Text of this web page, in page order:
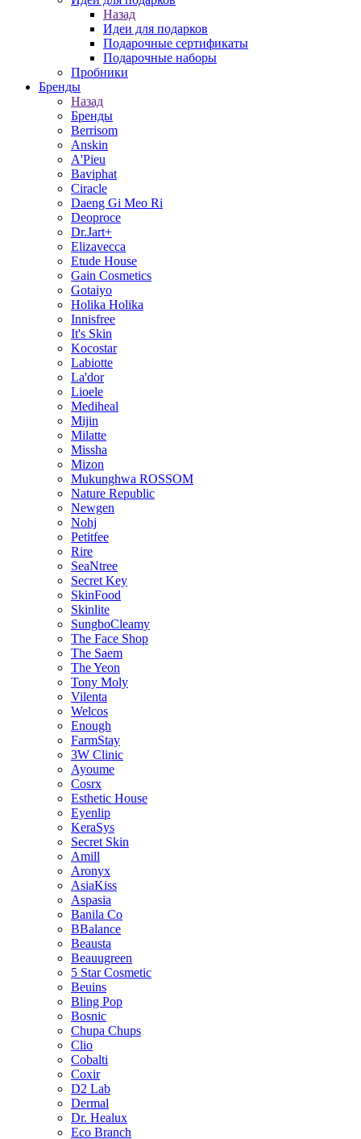
Назад
Идеи для подарков
Подарочные сертификаты
Подарочные наборы
Пробники
Бренды
Назад
Бренды
Berrisom
Anskin
A'Pieu
Baviphat
Ciracle
Daeng Gi Meo Ri
Deoproce
Dr.Jart+
Elizavecca
Etude House
Gain Cosmetics
Gotaiyo
Holika Holika
Innisfree
It's Skin
Kocostar
Labiotte
La'dor
Lioele
Mediheal
Mijin
Milatte
Missha
Mizon
Mukunghwa ROSSOM
Nature Republic
Newgen
Nohj
Petitfee
Rire
SeaNtree
Secret Key
SkinFood
Skinlite
SungboCleamy
The Face Shop
The Saem
The Yeon
Tony Moly
Vilenta
Welcos
Enough
FarmStay
3W Clinic
Ayoume
Cosrx
Esthetic House
Eyenlip
KeraSys
Secret Skin
Amill
Aronyx
AsiaKiss
Aspasia
Banila Co
BBalance
Beausta
Beauugreen
5 Star Cosmetic
Beuins
Bling Pop
Bosnic
Chupa Chups
Clio
Cobalti
Coxir
D2 Lab
Dermal
Dr. Healux
Eco Branch